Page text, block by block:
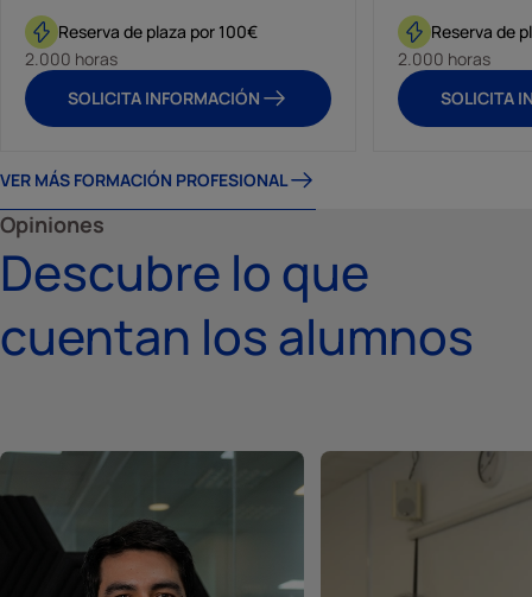
Reserva de plaza por 100€
2.000 horas
SOLICITA INFORMACIÓN
Reserva de
2.000 horas
SOLICITA
VER MÁS FORMACIÓN PROFESIONAL
Opiniones
Descubre lo que
cuentan los alumnos